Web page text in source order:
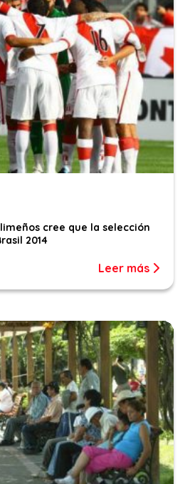
cree que la selección
2014
Leer más